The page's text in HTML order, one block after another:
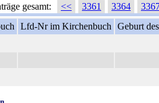
gesamt: << 3361 3364
Lfd-Nr im Kirchenbuch Geburt